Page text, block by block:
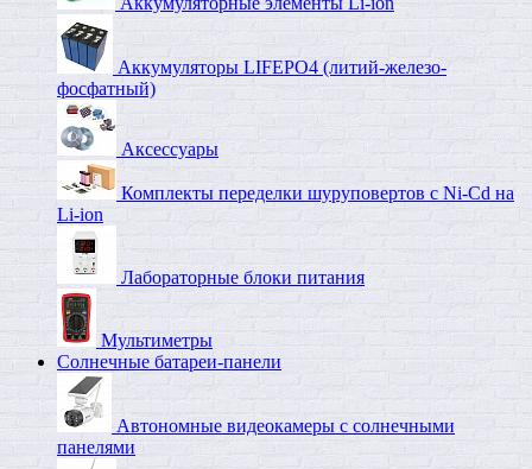
Аккумуляторы LIFEPO4 (литий-железо-
фосфатный)
Аксессуары
Комплекты переделки шуруповертов с Ni-Cd на
Li-ion
Лабораторные блоки питания
Мультиметры
Солнечные батареи-панели
Автономные видеокамеры с солнечными
панелями